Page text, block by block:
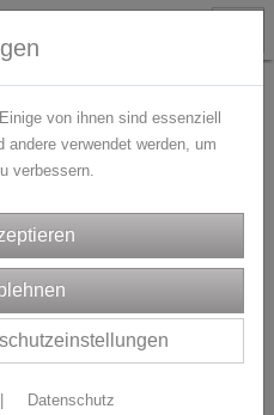
von ihnen sind essenziell
andere verwendet werden, um
verbessern.
Datenschutz